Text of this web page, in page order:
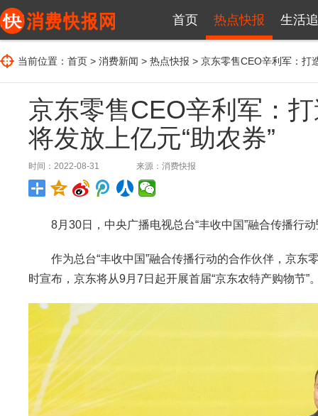
首页 热点快报 生活
当前位置： 首页 > 消费新闻 > 热点快报 > 京东零售CEO辛利军：打
京东零售CEO辛利军：
将发放上亿元“助农券”
时间：2022-08-31 来源： 消费快报
8月30日，中央广播电视总台“丰收中国”融合传播行动
作为总台“丰收中国”融合传播行动的合作伙伴，京东
时宣布，京东将从9月7日起开展首届“京东农特产购物节”